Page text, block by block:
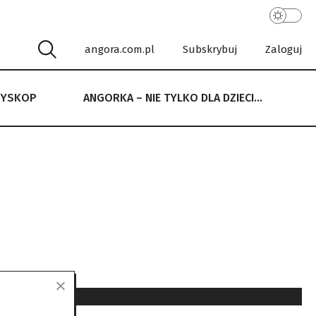
angora.com.pl Subskrybuj Zaloguj
ANGORKA – NIE TYLKO DLA DZIECI…
NIE TYLKO DLA DZIECI…